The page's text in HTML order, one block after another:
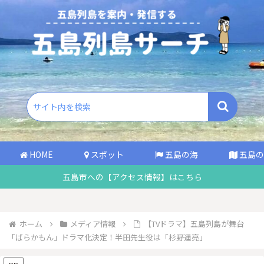
HOME スポット 五島の海
五島
五島市への【アクセス情報】はこちら
ホーム メディア情報
【TVドラマ】五島列島が舞台
「ばらかもん」ドラマ化決定！半田先生役は「杉野遥亮」